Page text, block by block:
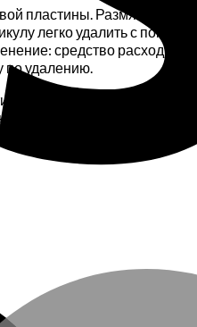
пластины. Размягчая
легко удалить с
средство
по удалению.
крепче. Подходит для
и удаления кутикулы, в